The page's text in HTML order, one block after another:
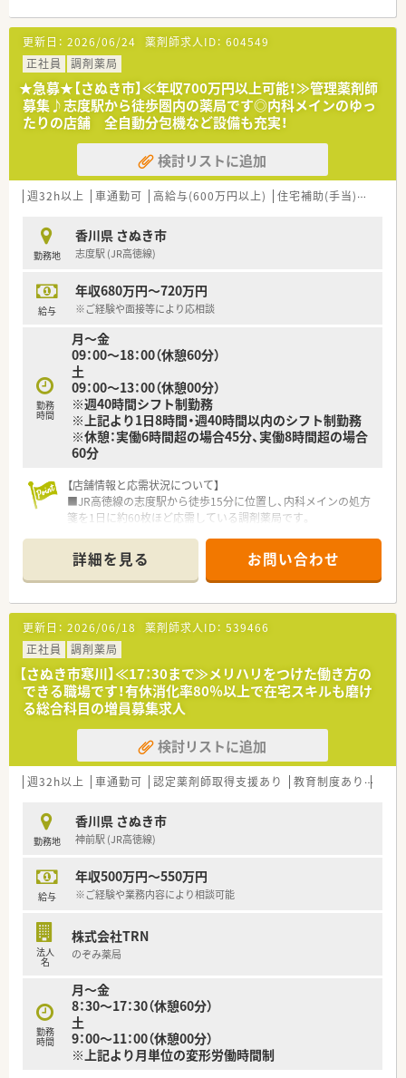
■最寄り駅から徒歩5分というアクセス抜群の好立地にあり、通
勤の負担を軽減できる非常に通いやすい調剤薬局です。
■心療内科や精神科の処方箋を1日平均50枚程度応需しており、
一人ひとりの患者様とじっくり向き合える環境です。
■薬剤師は常時2名体制で業務にあたっており、協力し合いなが
らスムーズに調剤や服薬指導を行える体制が整っています。
【法人特徴について】
■子育て支援に非常に力を入れている法人であり、子育て中の従
業員が多く在籍し互いに助け合う風土が根付いています。
■社長自身も薬剤師として現場で日々勤務されているため、現場
の意見が通りやすく非常に風通しの良い社風が魅力です。
厚く支援してくれる充実した環境がしっかりと整っています。
【職場環境と雰囲気】
や改善の提案などを気軽に相談できる風通しの良い職場です。
■子育て中のスタッフが多数在籍しており、子供の急な発熱や学
す。
■無料で使用できる駐車場が完備されているため、天候に左右さ
れずマイカーで快適に通勤できる非常に便利な環境が整ってい
ます。
更新日： 2026/06/24 薬剤師求人ID： 604549
正社員
調剤薬局
★急募★【さぬき市】≪年収700万円以上可能！≫管理薬剤師
募集♪志度駅から徒歩圏内の薬局です◎内科メインのゆっ
たりの店舗 全自動分包機など設備も充実！
検討リストに追加
週32h以上 車通勤可 高給与(600万円以上) 住宅補助(手当)あり
勤務地
香川県 さぬき市
志度駅 (JR高徳線)
給与
年収680万円～720万円
※ご経験や面接等により応相談
勤務
時間
月～金
09：00～18：00（休憩60分）
土
09：00～13：00（休憩00分）
※週40時間シフト制勤務
※上記より1日8時間・週40時間以内のシフト制勤務
※休憩：実働6時間超の場合45分、実働8時間超の場合
60分
【店舗情報と応需状況について】
■JR高徳線の志度駅から徒歩15分に位置し、内科メインの処方
箋を1日に約60枚ほど応需している調剤薬局です。
で、地域に根ざした医療サービスを提供しています。
■在宅業務については現在2件から3件の個人宅対応を行ってお
り、地域医療に貢献できる体制を整えています。
【求人情報について】
■想定年収は680万円から720万円となっており、ご経験やスキ
ルに応じて700万円以上も十分に相談可能です。
■正社員として管理薬剤師をお任せする募集であり、各種手当や
福利厚生が充実した安定の雇用環境を提供します。
■住宅手当についても規定により相談可能となっており、遠方か
ら転職を検討されている方も安心して応募できます。
【想定される業務内容】
■門前の内科医院から発行される処方箋の調剤や監査をメイン
に、患者様への丁寧な服薬指導を担当していただきます。
医療の一翼を担う重要な役割を遂行していただきます。
■店舗の責任者として在庫管理やスタッフのシフト調整などの
管理業務を行い、円滑な店舗運営を推進いただきます。
【法人特徴について】
■香川県内を中心に7店舗を展開しており、地域住民に愛される
スを遵守した健全な経営体制を構築しています。
■最新の設備投資を積極的に行い、無菌調剤室を完備した店舗を
詳細を見る お問い合わせ
更新日： 2026/06/18 薬剤師求人ID： 539466
正社員
調剤薬局
【さぬき市寒川】≪17：30まで≫メリハリをつけた働き方の
できる職場です！有休消化率80％以上で在宅スキルも磨け
る総合科目の増員募集求人
検討リストに追加
週32h以上 車通勤可 認定薬剤師取得支援あり 教育制度あり
勤務地
香川県 さぬき市
神前駅 (JR高徳線)
給与
年収500万円～550万円
※ご経験や業務内容により相談可能
法人
名
株式会社TRN
のぞみ薬局
勤務
時間
月～金
8：30～17：30（休憩60分）
土
9：00～11：00（休憩00分）
※上記より月単位の変形労働時間制